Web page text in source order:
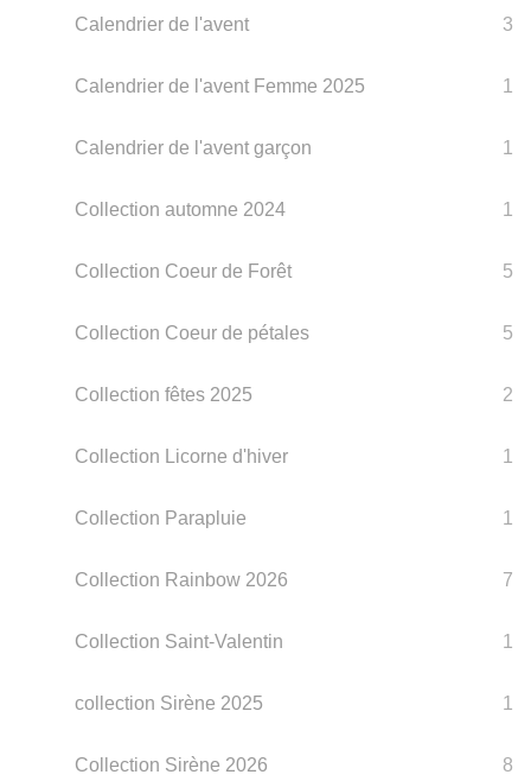
Calendrier de l'avent 3
Calendrier de l'avent Femme 2025 1
Calendrier de l'avent garçon 1
Collection automne 2024 1
Collection Coeur de Forêt 5
Collection Coeur de pétales 5
Collection fêtes 2025 2
Collection Licorne d'hiver 1
Collection Parapluie 1
Collection Rainbow 2026 7
Collection Saint-Valentin 1
collection Sirène 2025 1
Collection Sirène 2026 8